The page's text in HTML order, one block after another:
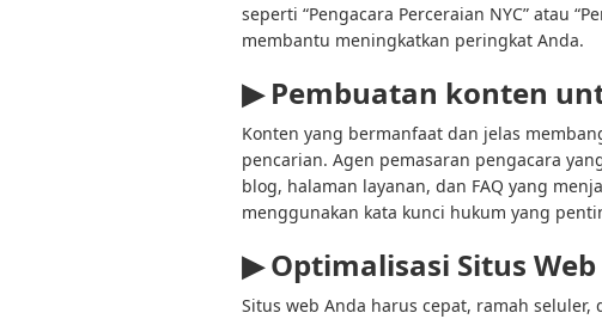
seperti “Pengacara Perceraian NYC” atau
membantu meningkatkan peringkat Anda.
▶Pembuatan konten
Konten yang bermanfaat dan jelas
pencarian. Agen pemasaran pengacara
blog, halaman layanan, dan FAQ yang
menggunakan kata kunci hukum yang
▶Optimalisasi Situs Web
Situs web Anda harus cepat, ramah